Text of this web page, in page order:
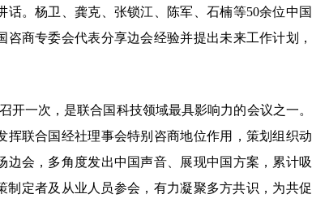
。杨卫、龚克、张锁江、陈军、石楠等50余位中国
商专委会代表分享边会经验并提出未来工作计划，
开一次，是联合国科技领域最具影响力的会议之一。
挥联合国经社理事会特别咨商地位作用，策划组织动
边会，多角度发出中国声音、展现中国方案，累计吸
制定者及从业人员参会，有力凝聚多方共识，为共促